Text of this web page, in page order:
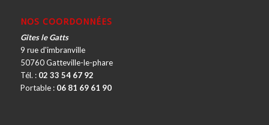
NOS COORDONNÉES
Gîtes le Gatts
9 rue d'imbranville
50760 Gatteville-le-phare
Tél. : 02 33 54 67 92
Portable : 06 81 69 61 90